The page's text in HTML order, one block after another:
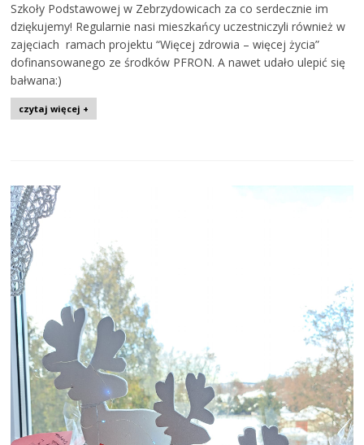
Szkoły Podstawowej w Zebrzydowicach za co serdecznie im
dziękujemy! Regularnie nasi mieszkańcy uczestniczyli również w
zajęciach ramach projektu “Więcej zdrowia – więcej życia”
dofinansowanego ze środków PFRON. A nawet udało ulepić się
bałwana:)
czytaj więcej +